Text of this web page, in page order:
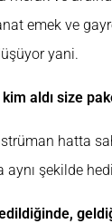
emek ve
yani.
kim aldı size
hatta
şekilde
edildiğinde,